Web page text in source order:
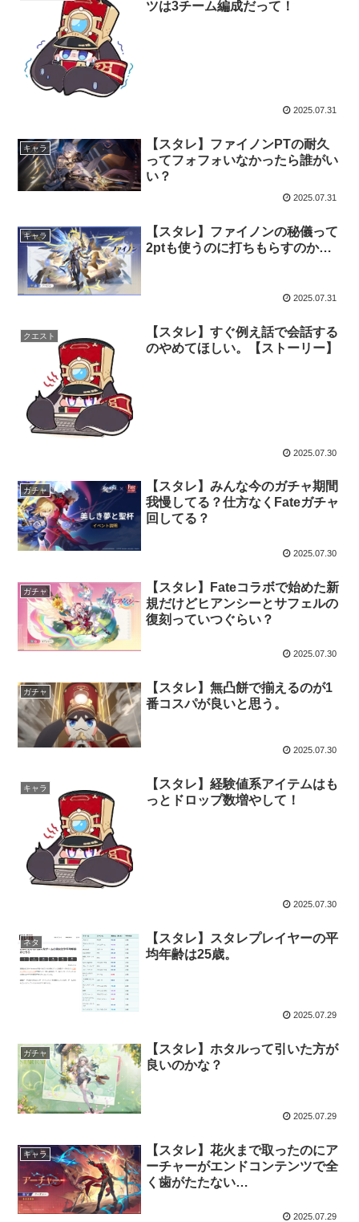
ツは3チーム編成だって！
2025.07.31
キャラ
【スタレ】ファイノンPTの耐久
ってフォフォいなかったら誰がい
い？
2025.07.31
キャラ
【スタレ】ファイノンの秘儀って
2ptも使うのに打ちもらすのか…
2025.07.31
クエスト
【スタレ】すぐ例え話で会話する
のやめてほしい。【ストーリー】
2025.07.30
ガチャ
【スタレ】みんな今のガチャ期間
我慢してる？仕方なくFateガチャ
回してる？
2025.07.30
ガチャ
【スタレ】Fateコラボで始めた新
規だけどヒアンシーとサフェルの
復刻っていつぐらい？
2025.07.30
ガチャ
【スタレ】無凸餅で揃えるのが1
番コスパが良いと思う。
2025.07.30
キャラ
【スタレ】経験値系アイテムはも
っとドロップ数増やして！
2025.07.30
ネタ
【スタレ】スタレプレイヤーの平
均年齢は25歳。
2025.07.29
ガチャ
【スタレ】ホタルって引いた方が
良いのかな？
2025.07.29
キャラ
【スタレ】花火まで取ったのにア
ーチャーがエンドコンテンツで全
く歯がたたない…
2025.07.29